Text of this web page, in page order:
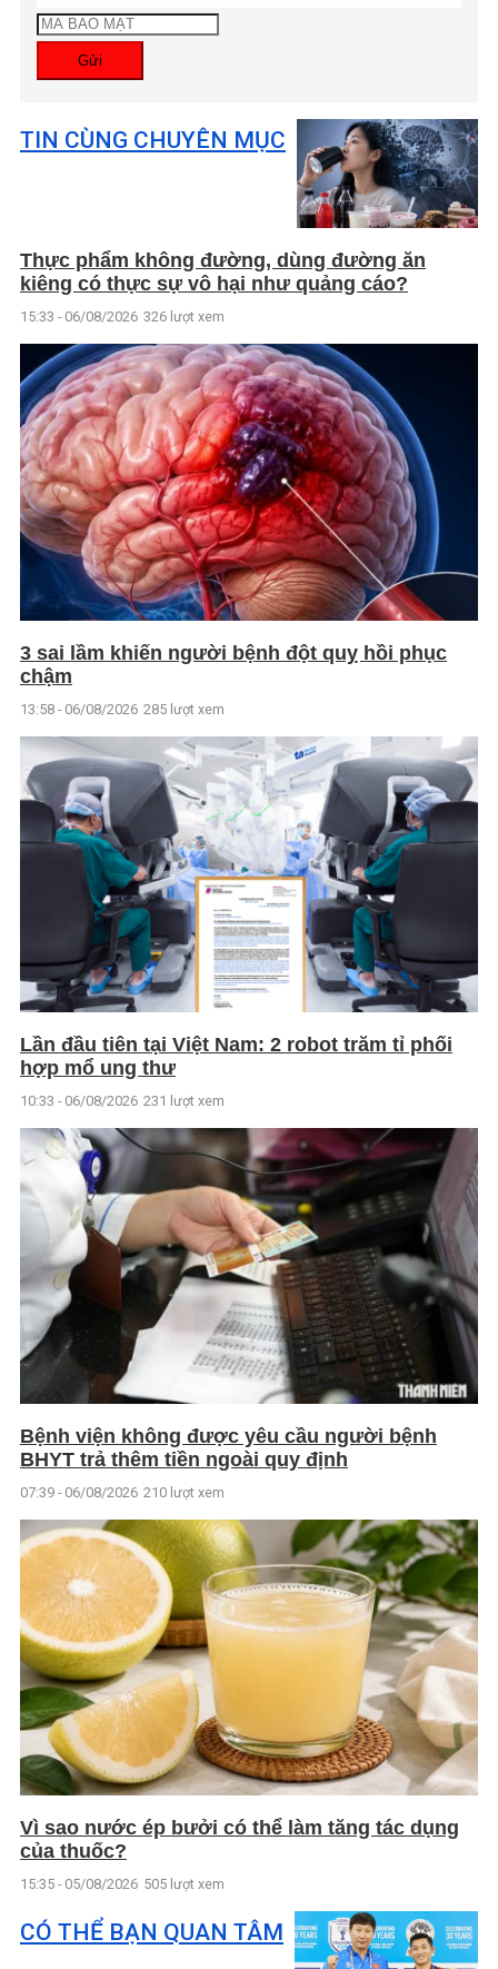
Gửi
TIN CÙNG CHUYÊN MỤC
Thực phẩm không đường, dùng đường ăn
kiêng có thực sự vô hại như quảng cáo?
15:33 - 06/08/2026 326 lượt xem
3 sai lầm khiến người bệnh đột quỵ hồi phục
chậm
13:58 - 06/08/2026 285 lượt xem
Lần đầu tiên tại Việt Nam: 2 robot trăm tỉ phối
hợp mổ ung thư
10:33 - 06/08/2026 231 lượt xem
Bệnh viện không được yêu cầu người bệnh
BHYT trả thêm tiền ngoài quy định
07:39 - 06/08/2026 210 lượt xem
Vì sao nước ép bưởi có thể làm tăng tác dụng
của thuốc?
15:35 - 05/08/2026 505 lượt xem
CÓ THỂ BẠN QUAN TÂM